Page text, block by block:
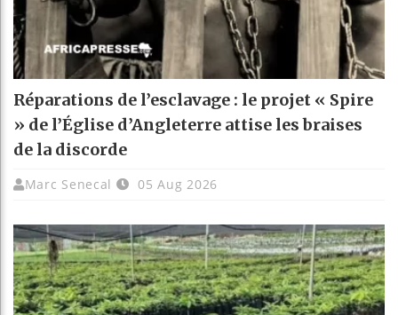
Réparations de l’esclavage : le projet « Spire
» de l’Église d’Angleterre attise les braises
de la discorde
Marc Senecal 05 Aug 2026